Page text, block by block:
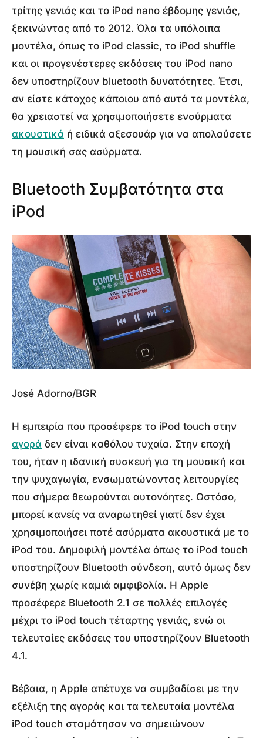
τρίτης γενιάς και το iPod nano έβδομης γενιάς,
ξεκινώντας από το 2012. Όλα τα υπόλοιπα
μοντέλα, όπως το iPod classic, το iPod shuffle
και οι προγενέστερες εκδόσεις του iPod nano
δεν υποστηρίζουν bluetooth δυνατότητες. Έτσι,
αν είστε κάτοχος κάποιου από αυτά τα μοντέλα,
θα χρειαστεί να χρησιμοποιήσετε ενσύρματα
ακουστικά ή ειδικά αξεσουάρ για να απολαύσετε
τη μουσική σας ασύρματα.
Bluetooth Συμβατότητα στα
iPod
José Adorno/BGR
Η εμπειρία που προσέφερε το iPod touch στην
αγορά δεν είναι καθόλου τυχαία. Στην εποχή
του, ήταν η ιδανική συσκευή για τη μουσική και
την ψυχαγωγία, ενσωματώνοντας λειτουργίες
που σήμερα θεωρούνται αυτονόητες. Ωστόσο,
μπορεί κανείς να αναρωτηθεί γιατί δεν έχει
χρησιμοποιήσει ποτέ ασύρματα ακουστικά με το
iPod του. Δημοφιλή μοντέλα όπως το iPod touch
υποστηρίζουν Bluetooth σύνδεση, αυτό όμως δεν
συνέβη χωρίς καμιά αμφιβολία. Η Apple
προσέφερε Bluetooth 2.1 σε πολλές επιλογές
μέχρι το iPod touch τέταρτης γενιάς, ενώ οι
τελευταίες εκδόσεις του υποστηρίζουν Bluetooth
4.1.
Βέβαια, η Apple απέτυχε να συμβαδίσει με την
εξέλιξη της αγοράς και τα τελευταία μοντέλα
iPod touch σταμάτησαν να σημειώνουν